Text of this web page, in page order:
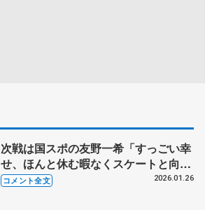
次戦は国スポの友野一希「すっごい幸
せ、ほんと休む暇なくスケートと向き
合う時間をいただける」【四大陸選手
コメント全文 2026.01.26